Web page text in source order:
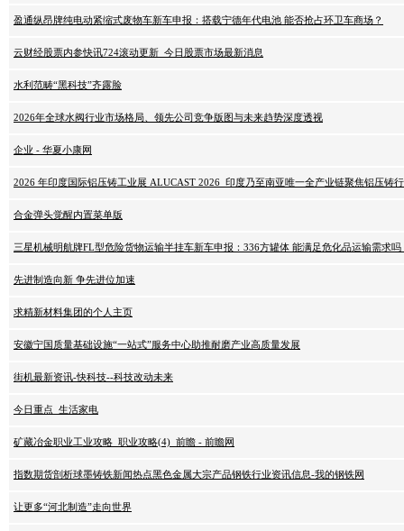
盈通纵昂牌纯电动紧缩式废物车新车申报：搭载宁德年代电池 能否抢占环卫车商场？
云财经股票内参快讯724滚动更新_今日股票市场最新消息
水利范畴“黑科技”齐露脸
2026年全球水阀行业市场格局、领先公司竞争版图与未来趋势深度透视
企业 - 华夏小康网
2026 年印度国际铝压铸工业展 ALUCAST 2026_印度乃至南亚唯一全产业链聚焦铝压铸
合金弹头觉醒内置菜单版
三星机械明航牌FL型危险货物运输半挂车新车申报：336方罐体 能满足危化品运输需求吗
先进制造向新 争先进位加速
求精新材料集团的个人主页
安徽宁国质量基础设施“一站式”服务中心助推耐磨产业高质量发展
街机最新资讯-快科技--科技改动未来
今日重点_生活家电
矿藏冶金职业工业攻略_职业攻略(4)_前瞻 - 前瞻网
指数期货剖析球墨铸铁新闻热点黑色金属大宗产品钢铁行业资讯信息-我的钢铁网
让更多“河北制造”走向世界